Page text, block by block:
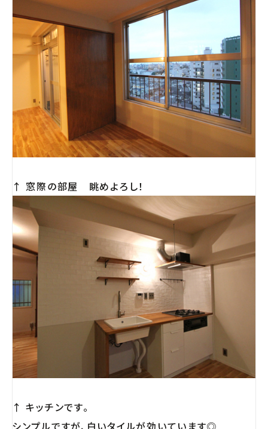
↑ 窓際の部屋 眺めよろし！
↑ キッチンです。
シンプルですが、白いタイルが効いています◎